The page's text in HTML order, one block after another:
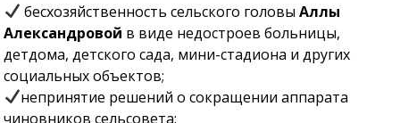
бесхозяйственность сельского головы Аллы
Александровой в виде недостроев больницы,
детдома, детского сада, мини-стадиона и других
социальных объектов;
непринятие решений о сокращении аппарата
чиновников сельсовета;